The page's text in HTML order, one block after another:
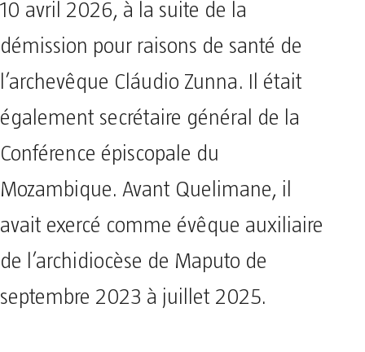
10 avril 2026, à la suite de la
démission pour raisons de santé de
l’archevêque Cláudio Zunna. Il était
également secrétaire général de la
Conférence épiscopale du
Mozambique. Avant Quelimane, il
avait exercé comme évêque auxiliaire
de l’archidiocèse de Maputo de
septembre 2023 à juillet 2025.